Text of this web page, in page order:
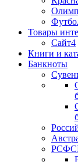
Товары
Сайт4
Книги и
Банкноты